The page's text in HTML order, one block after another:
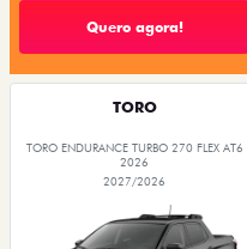
Quero agora!
TORO
TORO ENDURANCE TURBO 270 FLEX AT6
2026
2027/2026